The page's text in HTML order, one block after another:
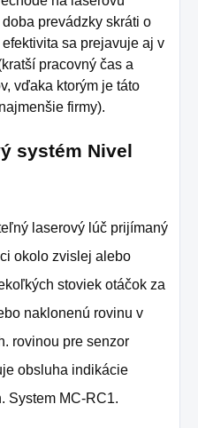
prevádzky skráti o
sa prejavuje aj v
pracovný čas a
vďaka ktorým je táto
firmy).
systém Nivel
laserový lúč prijímaný
okolo zvislej alebo
stoviek otáčok za
naklonenú rovinu v
rovinou pre senzor
obsluha indikácie
System MC-RC1.